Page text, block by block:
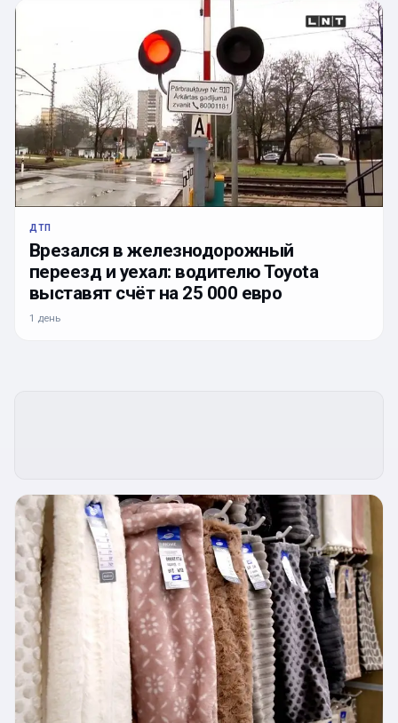
ДТП
Врезался в железнодорожный
переезд и уехал: водителю Toyota
выставят счёт на 25 000 евро
1 день